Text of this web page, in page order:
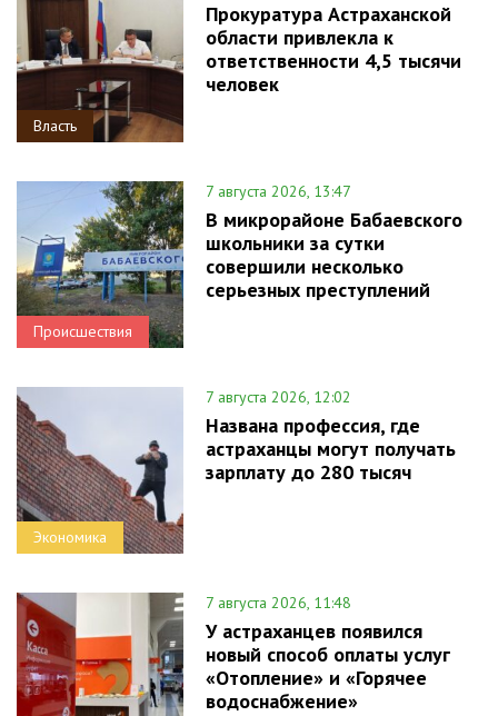
Власть
Прокуратура Астраханской
области привлекла к
ответственности 4,5 тысячи
человек
Происшествия
7 августа 2026, 13:47
В микрорайоне Бабаевского
школьники за сутки
совершили несколько
серьезных преступлений
Экономика
7 августа 2026, 12:02
Названа профессия, где
астраханцы могут получать
зарплату до 280 тысяч
7 августа 2026, 11:48
У астраханцев появился
новый способ оплаты услуг
«Отопление» и «Горячее
водоснабжение»